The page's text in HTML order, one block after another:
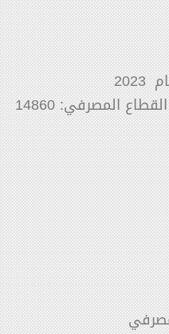
2023
المصرفي: 14860